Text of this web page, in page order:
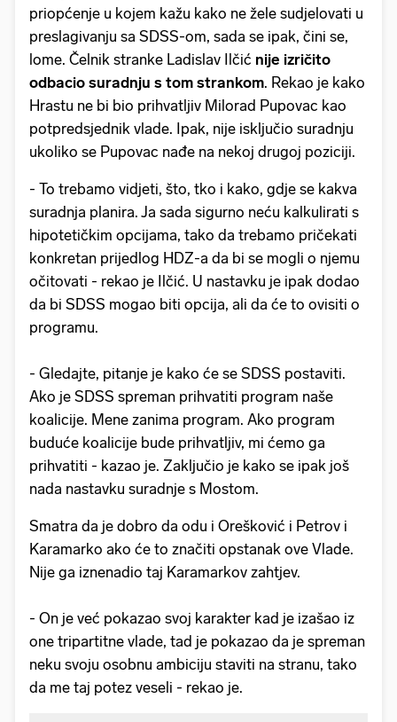
priopćenje u kojem kažu kako ne žele sudjelovati u
preslagivanju sa SDSS-om, sada se ipak, čini se,
lome. Čelnik stranke Ladislav Ilčić nije izričito
odbacio suradnju s tom strankom. Rekao je kako
Hrastu ne bi bio prihvatljiv Milorad Pupovac kao
potpredsjednik vlade. Ipak, nije isključio suradnju
ukoliko se Pupovac nađe na nekoj drugoj poziciji.
- To trebamo vidjeti, što, tko i kako, gdje se kakva
suradnja planira. Ja sada sigurno neću kalkulirati s
hipotetičkim opcijama, tako da trebamo pričekati
konkretan prijedlog HDZ-a da bi se mogli o njemu
očitovati - rekao je Ilčić. U nastavku je ipak dodao
da bi SDSS mogao biti opcija, ali da će to ovisiti o
programu.
- Gledajte, pitanje je kako će se SDSS postaviti.
Ako je SDSS spreman prihvatiti program naše
koalicije. Mene zanima program. Ako program
buduće koalicije bude prihvatljiv, mi ćemo ga
prihvatiti - kazao je. Zaključio je kako se ipak još
nada nastavku suradnje s Mostom.
Smatra da je dobro da odu i Orešković i Petrov i
Karamarko ako će to značiti opstanak ove Vlade.
Nije ga iznenadio taj Karamarkov zahtjev.
- On je već pokazao svoj karakter kad je izašao iz
one tripartitne vlade, tad je pokazao da je spreman
neku svoju osobnu ambiciju staviti na stranu, tako
da me taj potez veseli - rekao je.